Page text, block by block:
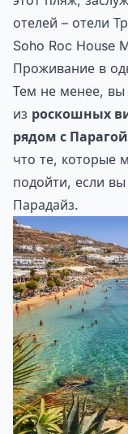
отелей – отели
Soho Roc House
Проживание в
Тем не менее, вы
из роскошных
рядом с
что те, которые
подойти, если
Парадайз.